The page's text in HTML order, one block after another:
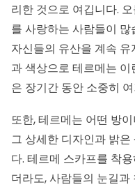
리한 것으로 여깁니다.
를 사랑하는 사람들이
자신들의 유산을 계속
과 색상으로 테르메는
은 장기간 동안 소중히
또한, 테르메는 어떤 방
그 상세한 디자인과 밝
다. 테르메 스카프를 착
더라도, 사람들의 눈길